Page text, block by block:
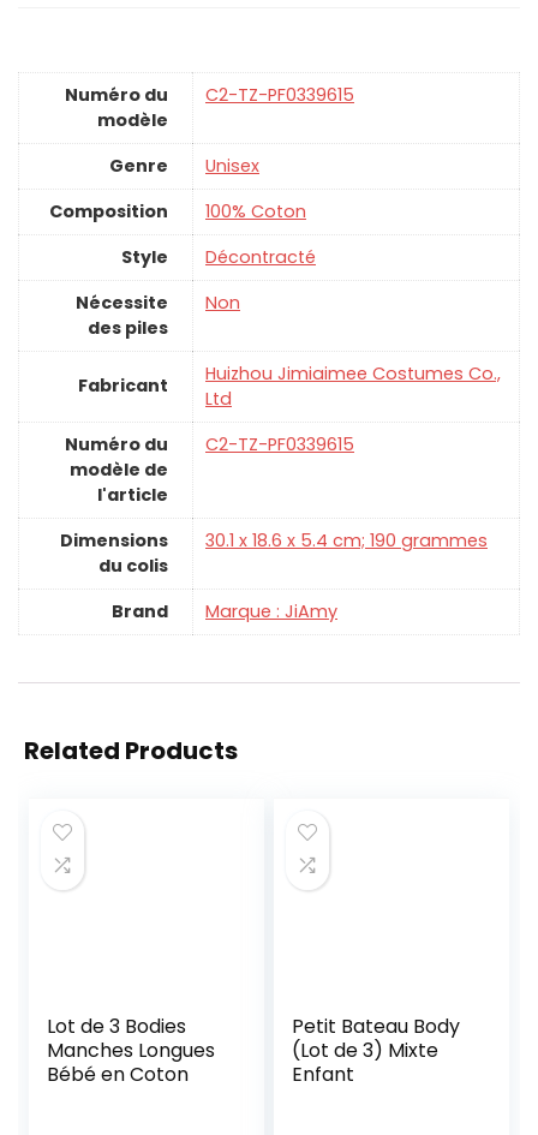
Numéro du
modèle
‎C2-TZ-PF0339615
Genre
‎Unisex
Composition
‎100% Coton
Style
‎Décontracté
Nécessite
des piles
‎Non
Fabricant
‎Huizhou Jimiaimee Costumes Co.,
Ltd
Numéro du
modèle de
l'article
‎C2-TZ-PF0339615
Dimensions
du colis
‎30.1 x 18.6 x 5.4 cm; 190 grammes
Brand Marque : JiAmy
Related Products
Lot de 3 Bodies
Manches Longues
Bébé en Coton
Petit Bateau Body
(Lot de 3) Mixte
Enfant